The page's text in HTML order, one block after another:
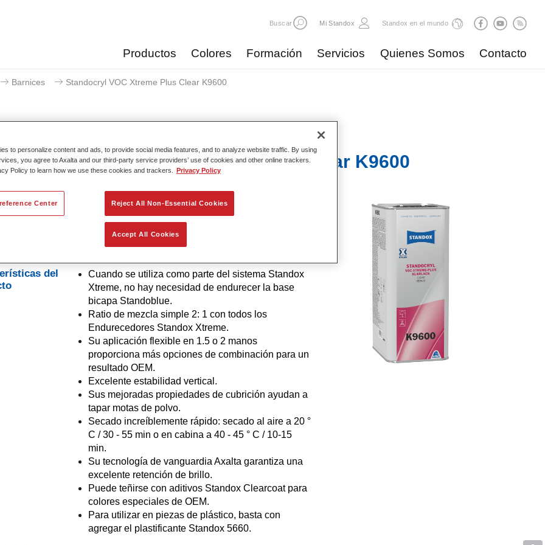
Buscar Mi Standox Standox en el mundo
Productos Colores Formación Servicios Quienes Somos Contacto
Barnices Standocryl VOC Xtreme Plus Clear K9600
Standocryl VOC Xtreme Plus Clear K9600
a su aplicación flexible en 1.5 o 2 manos y su excelente estabilidad
de secado mejoradas brindan a los talleres la oportunidad de
del
Cuando se utiliza como parte del sistema Standox
Xtreme, no hay necesidad de endurecer la base
bicapa Standoblue.
Ratio de mezcla simple 2: 1 con todos los
Endurecedores Standox Xtreme.
Su aplicación flexible en 1.5 o 2 manos
proporciona más opciones de combinación para un
resultado OEM.
Excelente estabilidad vertical.
Sus mejoradas propiedades de cubrición ayudan a
tapar motas de polvo.
Secado increíblemente rápido: secado al aire a 20 °
C / 30 - 55 min o en cabina a 40 - 45 ° C / 10-15
min.
Su tecnología de vanguardia Axalta garantiza una
excelente retención de brillo.
Puede teñirse con aditivos Standox Clearcoat para
colores especiales de OEM.
Para utilizar en piezas de plástico, basta con
agregar el plastificante Standox 5660.
to personalize content and ads, to provide social media features, and to analyze website traffic. By using
you agree to Axalta and our third-party service providers’ use of cookies and other online trackers.
Policy to learn how we use these cookies and trackers.
Privacy Policy
Reject All Non-Essential Cookies
Accept All Cookies
Center